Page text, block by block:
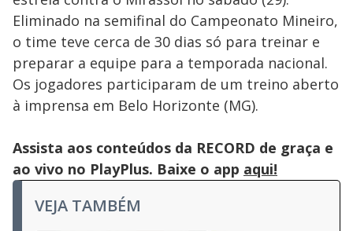
Eliminado na semifinal do Campeonato Mineiro,
o time teve cerca de 30 dias só para treinar e
preparar a equipe para a temporada nacional.
Os jogadores participaram de um treino aberto
à imprensa em Belo Horizonte (MG).
Assista aos conteúdos da RECORD de graça e
ao vivo no PlayPlus. Baixe o app aqui!
VEJA TAMBÉM